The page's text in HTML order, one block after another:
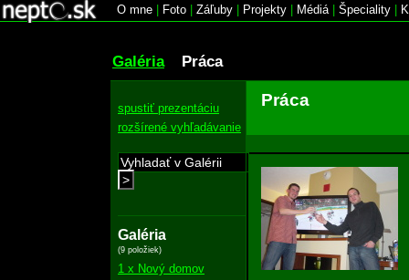
O mne Foto Záľuby Projekty Médiá| Špeciality
Galéria Práca
spustiť prezentáciu
rozšírené vyhľadávanie
>
Galéria
(9 položiek)
1 x Nový domov
Práca